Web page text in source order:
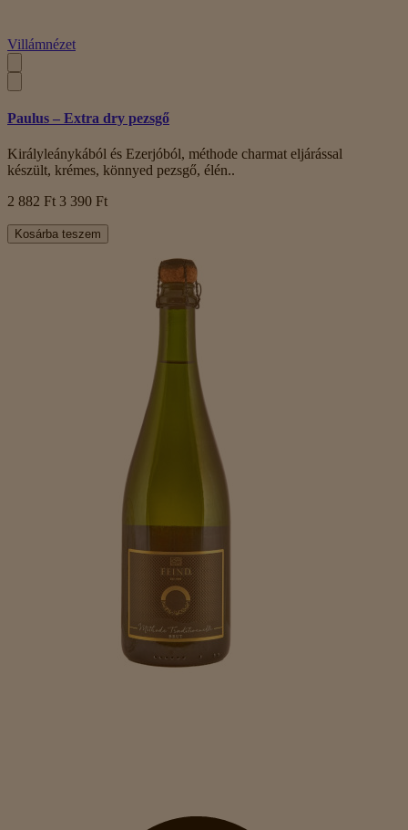
Villámnézet
Paulus – Extra dry pezsgő
Királyleánykából és Ezerjóból, méthode charmat eljárással
készült, krémes, könnyed pezsgő, élén..
2 882 Ft 3 390 Ft
Kosárba teszem